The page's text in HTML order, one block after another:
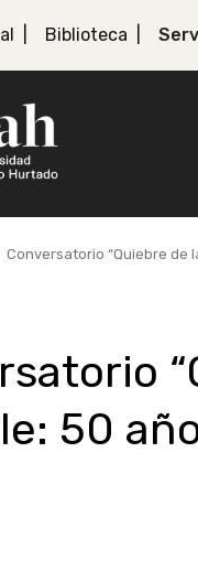
Biblioteca
Conversatorio “Quiebre de
50